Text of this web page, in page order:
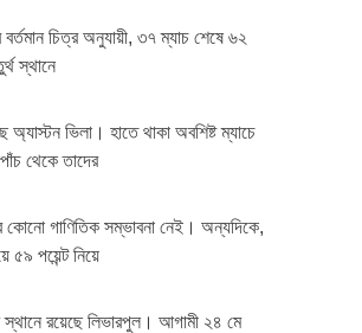
বর্তমান চিত্র অনুযায়ী, ৩৭ ম্যাচ শেষে ৬২
স্থানে
ভিলা। হাতে থাকা অবশিষ্ট ম্যাচে
থেকে তাদের
কোনো গাণিতিক সম্ভাবনা নেই। অন্যদিকে,
৫৯ পয়েন্ট নিয়ে
স্থানে রয়েছে লিভারপুল। আগামী ২৪ মে